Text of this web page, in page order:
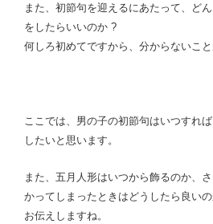
また、初節句を迎えるにあたって、ど
をしたらいいのか ?
何しろ初めてですから、分からないこと
ここでは、男の子の初節句はいつすれ
したいと思います。
また、五月人形はいつから飾るのか、
かってしまったときはどうしたら良い
お伝えしますね。